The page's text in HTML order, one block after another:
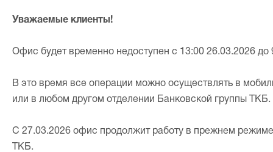
Уважаемые клиенты!
Офис будет временно недоступен с 13:00 26.03.2026 до
В это время все операции можно осуществлять в
или в любом другом отделении Банковской группы ТКБ.
С 27.03.2026 офис продолжит работу в прежнем
ТКБ.